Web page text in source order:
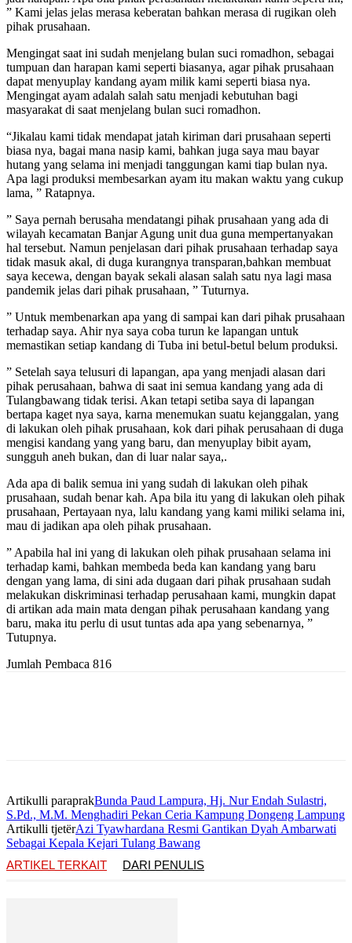
” Kami jelas jelas merasa keberatan bahkan merasa di rugikan oleh
pihak prusahaan.
Mengingat saat ini sudah menjelang bulan suci romadhon, sebagai
tumpuan dan harapan kami seperti biasanya, agar pihak prusahaan
dapat menyuplay kandang ayam milik kami seperti biasa nya.
Mengingat ayam adalah salah satu menjadi kebutuhan bagi
masyarakat di saat menjelang bulan suci romadhon.
“Jikalau kami tidak mendapat jatah kiriman dari prusahaan seperti
biasa nya, bagai mana nasip kami, bahkan juga saya mau bayar
hutang yang selama ini menjadi tanggungan kami tiap bulan nya.
Apa lagi produksi membesarkan ayam itu makan waktu yang cukup
lama, ” Ratapnya.
” Saya pernah berusaha mendatangi pihak prusahaan yang ada di
wilayah kecamatan Banjar Agung unit dua guna mempertanyakan
hal tersebut. Namun penjelasan dari pihak prusahaan terhadap saya
tidak masuk akal, di duga kurangnya transparan,bahkan membuat
saya kecewa, dengan bayak sekali alasan salah satu nya lagi masa
pandemik jelas dari pihak prusahaan, ” Tuturnya.
” Untuk membenarkan apa yang di sampai kan dari pihak prusahaan
terhadap saya. Ahir nya saya coba turun ke lapangan untuk
memastikan setiap kandang di Tuba ini betul-betul belum produksi.
” Setelah saya telusuri di lapangan, apa yang menjadi alasan dari
pihak perusahaan, bahwa di saat ini semua kandang yang ada di
Tulangbawang tidak terisi. Akan tetapi setiba saya di lapangan
bertapa kaget nya saya, karna menemukan suatu kejanggalan, yang
di lakukan oleh pihak prusahaan, kok dari pihak perusahaan di duga
mengisi kandang yang yang baru, dan menyuplay bibit ayam,
sungguh aneh bukan, dan di luar nalar saya,.
Ada apa di balik semua ini yang sudah di lakukan oleh pihak
prusahaan, sudah benar kah. Apa bila itu yang di lakukan oleh pihak
prusahaan, Pertayaan nya, lalu kandang yang kami miliki selama ini,
mau di jadikan apa oleh pihak prusahaan.
” Apabila hal ini yang di lakukan oleh pihak prusahaan selama ini
terhadap kami, bahkan membeda beda kan kandang yang baru
dengan yang lama, di sini ada dugaan dari pihak prusahaan sudah
melakukan diskriminasi terhadap perusahaan kami, mungkin dapat
di artikan ada main mata dengan pihak perusahaan kandang yang
baru, maka itu perlu di usut tuntas ada apa yang sebenarnya, ”
Tutupnya.
Jumlah Pembaca 816
Artikulli paraprakBunda Paud Lampura, Hj. Nur Endah Sulastri,
S.Pd., M.M. Menghadiri Pekan Ceria Kampung Dongeng Lampung
Artikulli tjetërAzi Tyawhardana Resmi Gantikan Dyah Ambarwati
Sebagai Kepala Kejari Tulang Bawang
ARTIKEL TERKAIT
DARI PENULIS